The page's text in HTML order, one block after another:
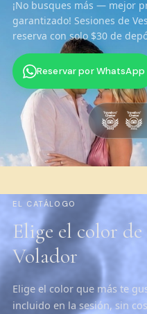
¡No busques más — mejor
garantizado! Sesiones de
reserva con solo $30 de
Reservar por WhatsApp
EL CATÁLOGO
Elige el color
Volador
Elige el color que más te
incluido en la sesión, sin